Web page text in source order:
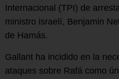
Internacional (TPI) de
ministro israelí, Benjamin
de Hamás.
Gallant ha incidido en la
ataques sobre Rafá como